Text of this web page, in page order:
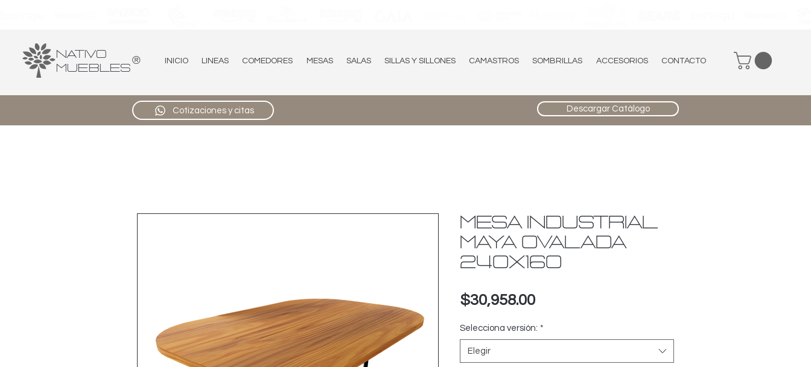
Nativo
Muebles
® INICIO LINEAS COMEDORES MESAS SALAS SILLAS Y SILLONES CAMASTROS SOMBRILLAS ACCESORIOS CONTACTO
Cotizaciones y citas Descargar Catálogo
MESA INDUSTRIAL
MAYA OVALADA
240X160
$30,958.00Precio
Selecciona versión: *
Elegir